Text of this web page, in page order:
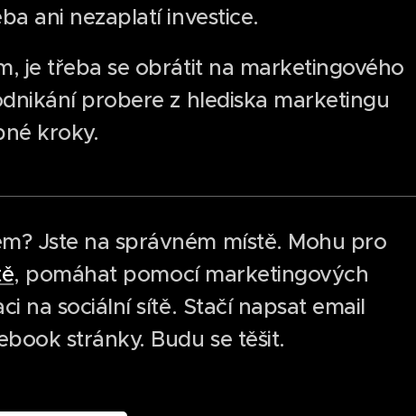
ani nezaplatí investice.
je třeba se obrátit na marketingového
probere z hlediska marketingu
kroky.
Jste na správném místě. Mohu pro
, pomáhat pomocí marketingových
na sociální sítě. Stačí napsat email
stránky. Budu se těšit.